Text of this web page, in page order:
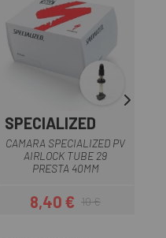
SPECIALIZED
CAMARA SPECIALIZED PV
AIRLOCK TUBE 29
PRESTA 40MM
Prezzo
8,40 €Prezzo base
10 €